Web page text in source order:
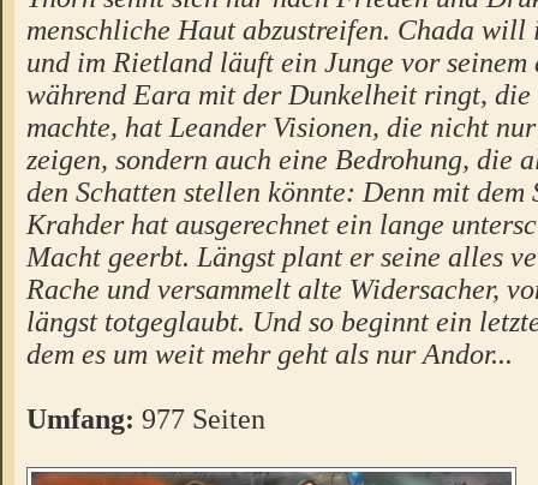
menschliche Haut abzustreifen. Chada
und im Rietland läuft ein Junge vor seinem
während Eara mit der Dunkelheit ringt, die
machte, hat Leander Visionen, die nicht
zeigen, sondern auch eine Bedrohung, die
den Schatten stellen könnte: Denn mit dem
Krahder hat ausgerechnet ein lange
Macht geerbt. Längst plant er seine alles
Rache und versammelt alte Widersacher,
längst totgeglaubt. Und so beginnt ein
dem es um weit mehr geht als nur Andor...
Umfang: 977 Seiten